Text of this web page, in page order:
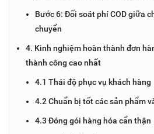
Bước 6: Đối soát phí COD giữa
chuyển
4. Kinh nghiệm hoàn thành đơn
thành công cao nhất
4.1 Thái độ phục vụ khách hàng
4.2 Chuẩn bị tốt các sản phẩm
4.3 Đóng gói hàng hóa cẩn thận